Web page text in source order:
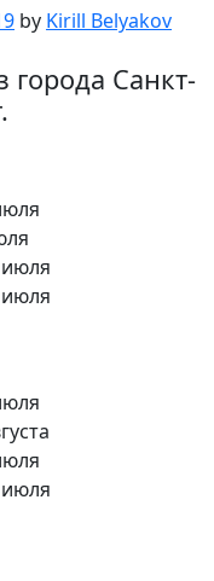
by Kirill Belyakov
Cанкт-